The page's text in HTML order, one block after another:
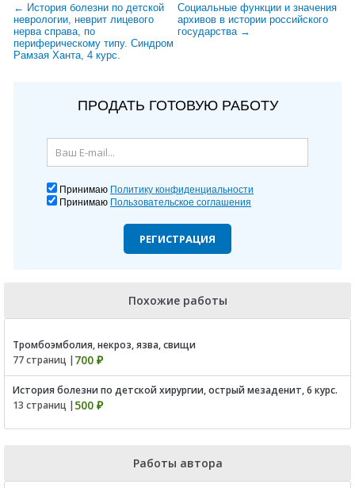
← История болезни по детской
неврологии, неврит лицевого
нерва справа, по
периферическому типу. Синдром
Рамзая Ханта, 4 курс.
Социальные функции и значения
архивов в истории российского
государства →
ПРОДАТЬ ГОТОВУЮ РАБОТУ
Принимаю Политику конфиденциальности
Принимаю Пользовательское соглашения
РЕГИСТРАЦИЯ
Похожие работы
Тромбоэмболия, некроз, язва, свищи
77 страниц | 700 ₽
История болезни по детской хирургии, острый мезаденит, 6 курс.
13 страниц | 500 ₽
Работы автора